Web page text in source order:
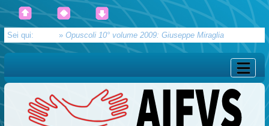
Sei qui: » Opuscoli 10° volume 2009: Giuseppe Miraglia